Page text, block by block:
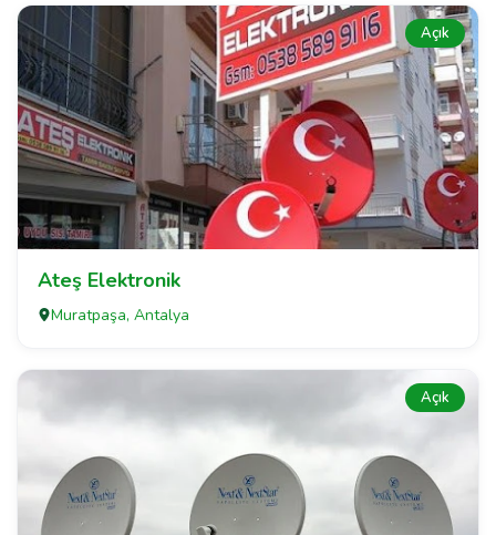
Açık
Ateş Elektronik
Muratpaşa, Antalya
Açık